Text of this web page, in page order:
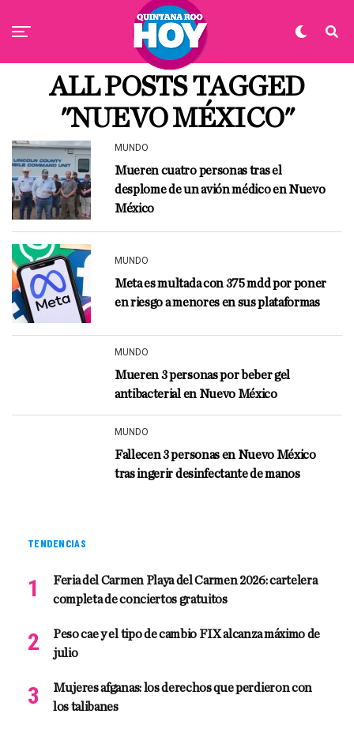
ALL POSTS TAGGED
"NUEVO MÉXICO"
MUNDO
Mueren cuatro personas tras el
desplome de un avión médico en Nuevo
México
MUNDO
Meta es multada con 375 mdd por poner
en riesgo a menores en sus plataformas
MUNDO
Mueren 3 personas por beber gel
antibacterial en Nuevo México
MUNDO
Fallecen 3 personas en Nuevo México
tras ingerir desinfectante de manos
TENDENCIAS
Feria del Carmen Playa del Carmen 2026: cartelera
completa de conciertos gratuitos
Peso cae y el tipo de cambio FIX alcanza máximo de
julio
Mujeres afganas: los derechos que perdieron con
los talibanes